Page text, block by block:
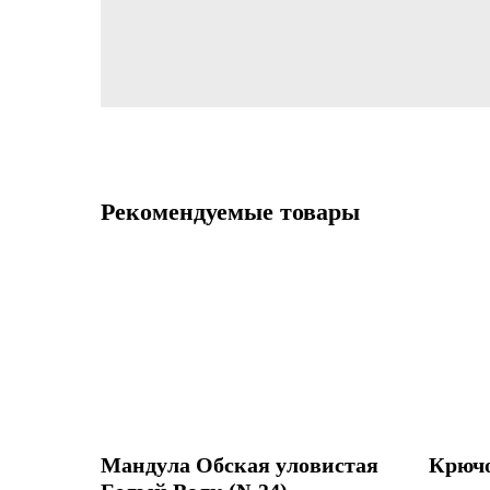
Рекомендуемые товары
Мандула Обская уловистая